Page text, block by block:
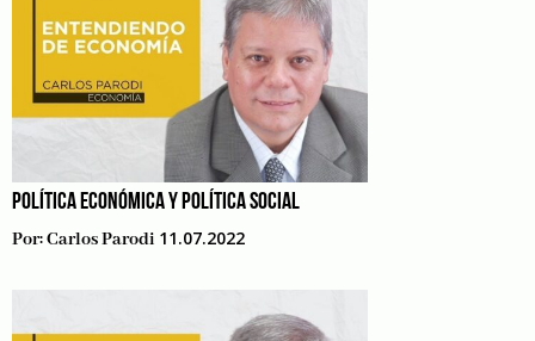
POLÍTICA ECONÓMICA Y POLÍTICA SOCIAL
Por:Carlos Parodi 11.07.2022